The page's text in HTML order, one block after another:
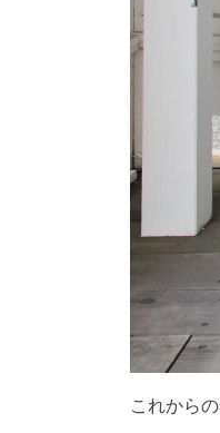
これから